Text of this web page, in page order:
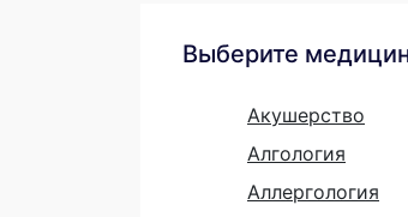
Выберите
Акушерство
Алгология
Аллергология